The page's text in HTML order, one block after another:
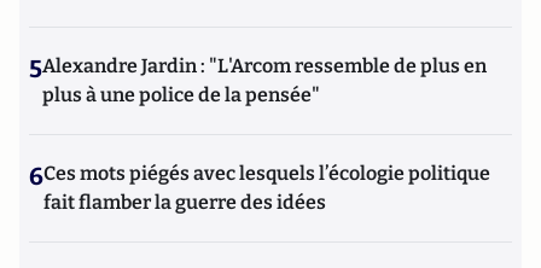
5Alexandre Jardin : "L'Arcom ressemble de plus en
plus à une police de la pensée"
6Ces mots piégés avec lesquels l’écologie politique
fait flamber la guerre des idées